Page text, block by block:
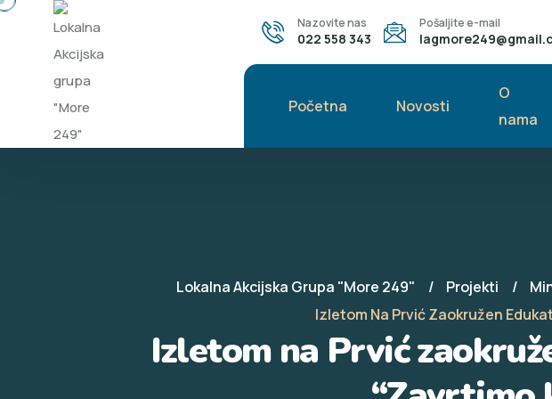
Nazovite nas
022 558 343
Pošaljite e-mail
Početna Novosti
O
nama
Lokalna Akcijska Grupa "More 249" Projekti
Izletom Na Prvić Zaokružen
Izletom na Prvić